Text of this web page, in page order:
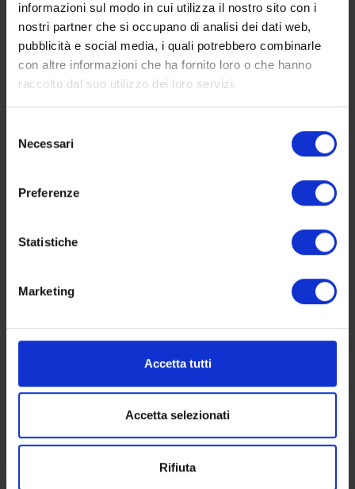
informazioni sul modo in cui utilizza il nostro sito con i
nostri partner che si occupano di analisi dei dati web,
pubblicità e social media, i quali potrebbero combinarle
con altre informazioni che ha fornito loro o che hanno
raccolto dal suo utilizzo dei loro servizi.
delNecessari
Preferenze
Statistiche
Marketing
Accetta tutti
Accetta selezionati
Rifiuta